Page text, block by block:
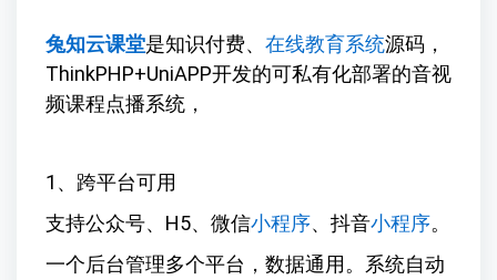
兔知云课堂是知识付费、 在线教育系统源码，
ThinkPHP+UniAPP开发的可私有化部署的音视
频课程点播系统，
1、跨平台可用
支持公众号、H5、微信小程序、抖音小程序。
一个后台管理多个平台，数据通用。系统自动